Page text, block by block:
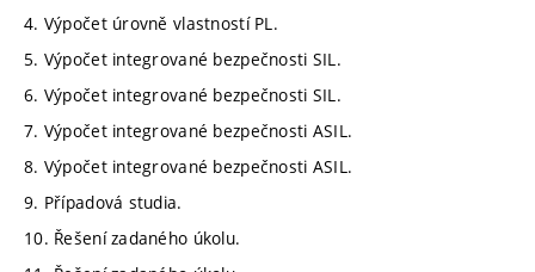
4. Výpočet úrovně vlastností PL.
5. Výpočet integrované bezpečnosti SIL.
6. Výpočet integrované bezpečnosti SIL.
7. Výpočet integrované bezpečnosti ASIL.
8. Výpočet integrované bezpečnosti ASIL.
9. Případová studia.
10. Řešení zadaného úkolu.